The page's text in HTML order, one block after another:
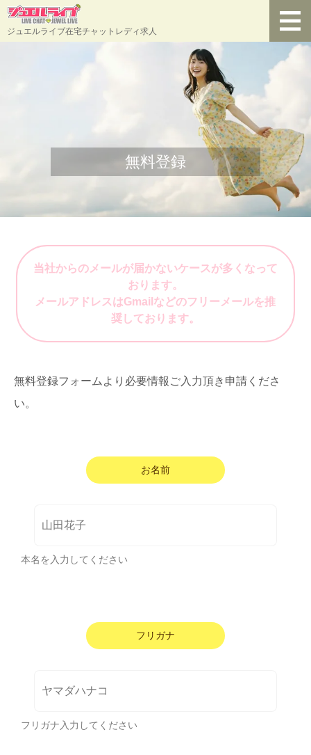
ジュエルライブ在宅チャットレディ求人
無料登録
当社からのメールが届かないケースが多くなって
おります。
メールアドレスはGmailなどのフリーメールを推
奨しております。
無料登録フォームより必要情報ご入力頂き申請くださ
い。
お名前
本名を入力してください
フリガナ
フリガナ入力してください